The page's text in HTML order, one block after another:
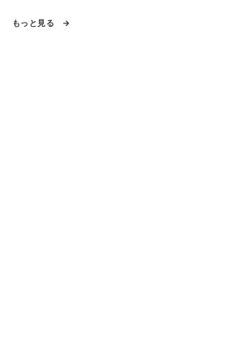
もっと見る